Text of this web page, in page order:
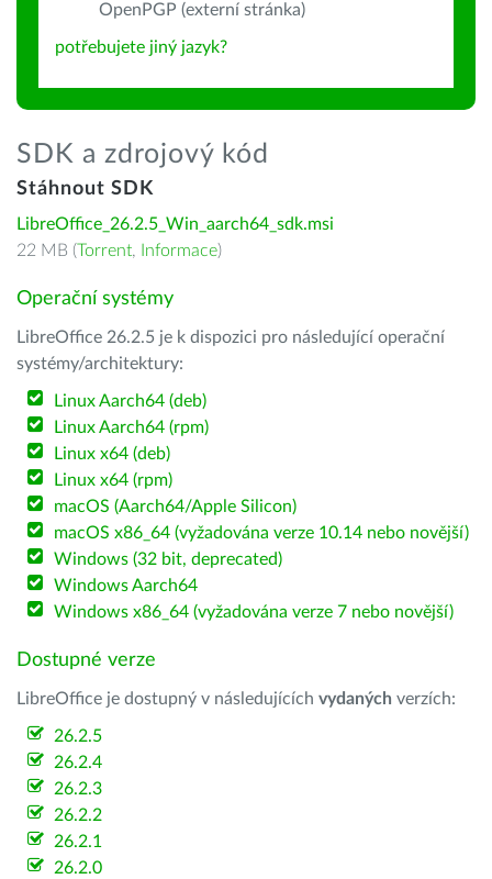
OpenPGP (externí stránka)
potřebujete jiný jazyk?
SDK a zdrojový kód
Stáhnout SDK
LibreOffice_26.2.5_Win_aarch64_sdk.msi
22 MB (Torrent, Informace)
Operační systémy
LibreOffice 26.2.5 je k dispozici pro následující operační
systémy/architektury:
Linux Aarch64 (deb)
Linux Aarch64 (rpm)
Linux x64 (deb)
Linux x64 (rpm)
macOS (Aarch64/Apple Silicon)
macOS x86_64 (vyžadována verze 10.14 nebo novější)
Windows (32 bit, deprecated)
Windows Aarch64
Windows x86_64 (vyžadována verze 7 nebo novější)
Dostupné verze
LibreOffice je dostupný v následujících vydaných verzích:
26.2.5
26.2.4
26.2.3
26.2.2
26.2.1
26.2.0